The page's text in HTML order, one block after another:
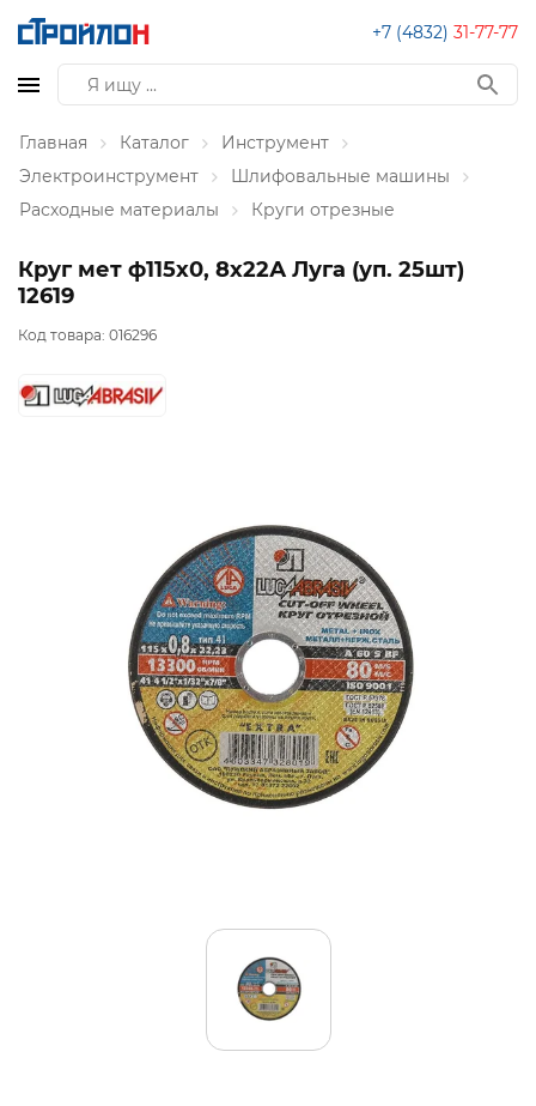
+7 (4832) 31-77-77
Главная Каталог
Инструмент
Электроинструмент
Шлифовальные машины
Расходные материалы
Круги отрезные
Круг мет ф115х0, 8х22А Луга (уп. 25шт)
12619
Код товара: 016296